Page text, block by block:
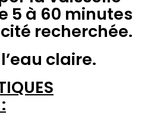
5 à 60 minutes
recherchée.
claire.